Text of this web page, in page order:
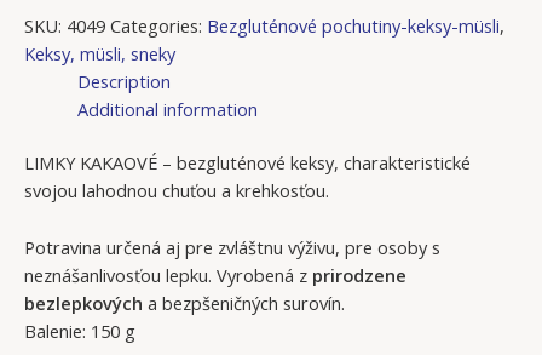
SKU: 4049 Categories: Bezgluténové pochutiny-keksy-müsli,
Keksy, müsli, sneky
Description
Additional information
LIMKY KAKAOVÉ – bezgluténové keksy, charakteristické
svojou lahodnou chuťou a krehkosťou.
Potravina určená aj pre zvláštnu výživu, pre osoby s
neznášanlivosťou lepku. Vyrobená z prirodzene
bezlepkových a bezpšeničných surovín.
Balenie: 150 g